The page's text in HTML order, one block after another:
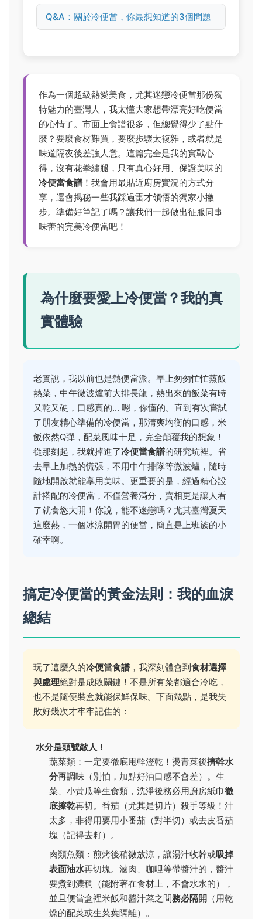
Q&A：關於冷便當，你最想知道的3個問題
作為一個超級熱愛美食，尤其迷戀冷便當那份獨
特魅力的臺灣人，我太懂大家想帶漂亮好吃便當
的心情了。市面上食譜很多，但總覺得少了點什
麼？要麼食材難買，要麼步驟太複雜，或者就是
味道隔夜後差強人意。這篇完全是我的實戰心
得，沒有花拳繡腿，只有真心好用、保證美味的
冷便當食譜 ！我會用最貼近廚房實況的方式分
享，還會揭秘一些我踩過雷才領悟的獨家小撇
步。準備好筆記了嗎？讓我們一起做出征服同事
味蕾的完美冷便當吧！
為什麼要愛上冷便當？我的真
實體驗
老實說，我以前也是熱便當派。早上匆匆忙忙蒸飯
熱菜，中午微波爐前大排長龍，熱出來的飯菜有時
又乾又硬，口感真的... 嗯，你懂的。直到有次嘗試
了朋友精心準備的冷便當，那清爽均衡的口感，米
飯依然Q彈，配菜風味十足，完全顛覆我的想象！
從那刻起，我就掉進了冷便當食譜的研究坑裡。省
去早上加熱的慌張，不用中午排隊等微波爐，隨時
隨地開啟就能享用美味。更重要的是，經過精心設
計搭配的冷便當，不僅營養滿分，賣相更是讓人看
了就食慾大開！你說，能不迷戀嗎？尤其臺灣夏天
這麼熱，一個冰涼開胃的便當，簡直是上班族的小
確幸啊。
搞定冷便當的黃金法則：我的血淚
總結
玩了這麼久的冷便當食譜，我深刻體會到 食材選擇
與處理絕對是成敗關鍵！不是所有菜都適合冷吃，
也不是隨便裝盒就能保鮮保味。下面幾點，是我失
敗好幾次才牢牢記住的：
水分是頭號敵人！
蔬菜類：一定要徹底甩幹瀝乾！燙青菜後擠幹水
分再調味（別怕，加點好油口感不會差）。生
菜、小黃瓜等生食類，洗淨後務必用廚房紙巾徹
底擦乾再切。番茄（尤其是切片）殺手等級！汁
太多，非得用要用小番茄（對半切）或去皮番茄
塊（記得去籽）。
肉類魚類：煎烤後稍微放涼，讓湯汁收幹或吸掉
表面油水再切塊。滷肉、咖哩等帶醬汁的，醬汁
要煮到濃稠（能附著在食材上，不會水水的），
並且便當盒裡米飯和醬汁菜之間務必隔開（用乾
燥的配菜或生菜葉隔離）。